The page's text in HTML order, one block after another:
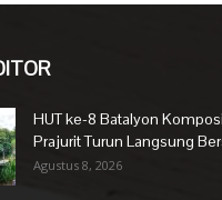
HUT ke-8 Batalyon
Prajurit Turun Langsung
Agustus 8, 2026